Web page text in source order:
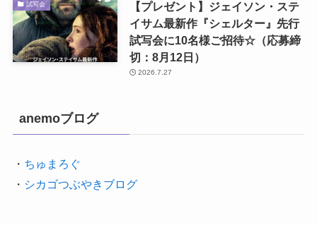
試写会
【プレゼント】ジェイソン・ステ
イサム最新作『シェルター』先行
試写会に10名様ご招待☆（応募締
切：8月12日）
2026.7.27
anemoブログ
・ ちゅまろぐ
・ シカゴつぶやきブログ